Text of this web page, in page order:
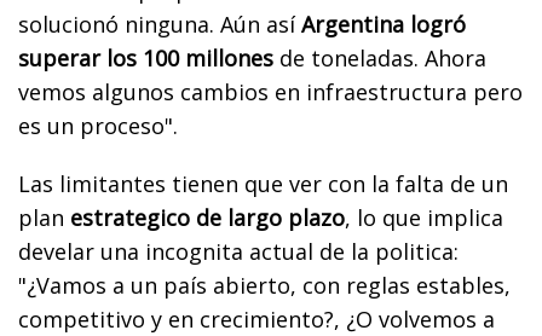
solucionó ninguna. Aún asíArgentina logró
superar los 100 millones de toneladas. Ahora
vemos algunos cambios en infraestructura pero
es un proceso".
Las limitantes tienen que ver con la falta de un
plan estrategico de largo plazo, lo que implica
develar una incognita actual de la politica:
"¿Vamos a un país abierto, con reglas estables,
competitivo y en crecimiento?, ¿O volvemos a